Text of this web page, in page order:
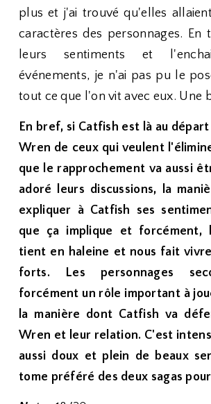
plus et j'ai trouvé qu'elles
caractères des personnages. En
leurs sentiments et
événements, je n'ai pas pu le
tout ce que l'on vit avec eux. Une
En bref, si Catfish est là au
Wren de ceux qui veulent
que le rapprochement va aussi
adoré leurs discussions, la
expliquer à Catfish ses
que ça implique et forcément,
tient en haleine et nous fait
forts. Les personnages
forcément un rôle important à
la manière dont Catfish va
Wren et leur relation. C'est
aussi doux et plein de beaux
tome préféré des deux sagas